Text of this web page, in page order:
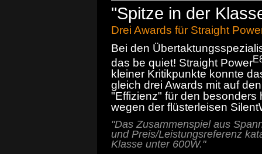
"Spitze in der
Drei Awards für Straight
Bei den
das be quiet! Straight Power
kleiner Kritikpunkte konnte
gleich drei Awards mit auf
"Effizienz" für den
wegen der flüsterleisen
"Das Zusammenspiel aus
und Preis/Leistungsreferenz
Klasse unter 600W."